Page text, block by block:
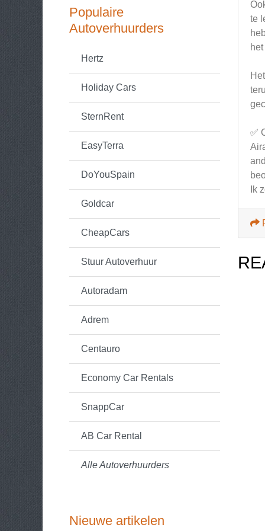
Populaire
Autoverhuurders
Hertz
Holiday Cars
SternRent
EasyTerra
DoYouSpain
Goldcar
CheapCars
Stuur Autoverhuur
Autoradam
Adrem
Centauro
Economy Car Rentals
SnappCar
AB Car Rental
Alle Autoverhuurders
Nieuwe artikelen
te
✅
Ik